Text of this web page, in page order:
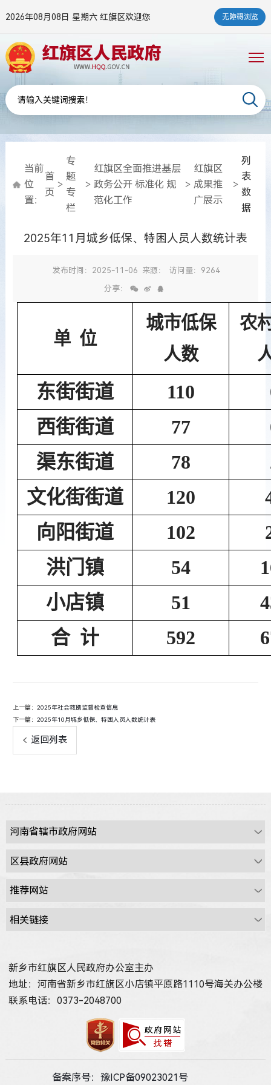
2026年08月08日 星期六红旗区欢迎您 无障碍浏览
当前
位
置：
首
页
>
专
题
专
栏
>
红旗区全面推进基层
政务公开 标准化 规
范化工作
>
红旗区
成果推
广展示
>
列
表
数
据
2025年11月城乡低保、特困人员人数统计表
发布时间：2025-11-06 来源： 访问量：9264
分享：
单 位
城市低保
人数
农
东街街道 110
西街街道 77
渠东街道 78
文化街街道 120
向阳街道 102
洪门镇
54
小店镇
51
合 计 592
上一篇：2025年社会救助监督检查信息
下一篇：2025年10月城乡低保、特困人员人数统计表
返回列表
新乡市红旗区人民政府办公室主办
地址：河南省新乡市红旗区小店镇平原路1110号海关办公楼
联系电话：0373-2048700
备案序号：豫ICP备09023021号